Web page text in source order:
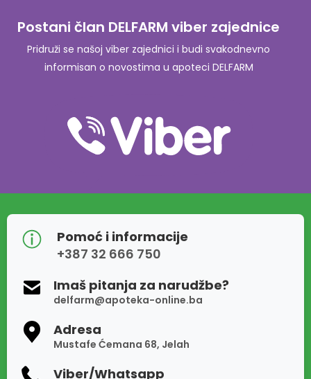
Postani član DELFARM viber zajednice
Pridruži se našoj viber zajednici i budi svakodnevno
informisan o novostima u apoteci DELFARM
Pomoć i informacije
+387 32 666 750
Imaš pitanja za narudžbe?
delfarm@apoteka-online.ba
Adresa
Mustafe Ćemana 68, Jelah
Viber/Whatsapp